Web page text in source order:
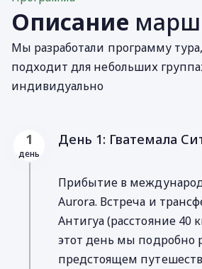
Описание
Мы разработали программу
подходит для небольших
индивидуально
1
день
День 1: Гватемала
Прибытие в
Aurora. Встреча и
Антигуа (расстояние 40
этот день мы подробно
предстоящем